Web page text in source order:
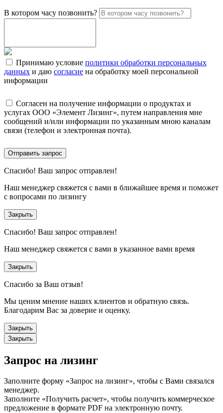
В котором часу позвонить?
Принимаю условие политики обработки персональных
данных и даю согласие на обработку моей персональной
информации
Согласен на получение информации о продуктах и
услугах ООО «Элемент Лизинг», путем направления мне
сообщений и/или информации по указанным мною каналам
связи (телефон и электронная почта).
Отправить запрос
Спасибо! Ваш запрос отправлен!
Наш менеджер свяжется с вами в ближайшее время и поможет
с вопросами по лизингу
Закрыть
Спасибо! Ваш запрос отправлен!
Наш менеджер свяжется с вами в указанное вами время
Закрыть
Спасибо за Ваш отзыв!
Мы ценим мнение наших клиентов и обратную связь.
Благодарим Вас за доверие и оценку.
Закрыть
Закрыть
Запрос на лизинг
Заполните форму «Запрос на лизинг», чтобы с Вами связался
менеджер.
Заполните «Получить расчет», чтобы получить коммерческое
предложение в формате PDF на электронную почту.